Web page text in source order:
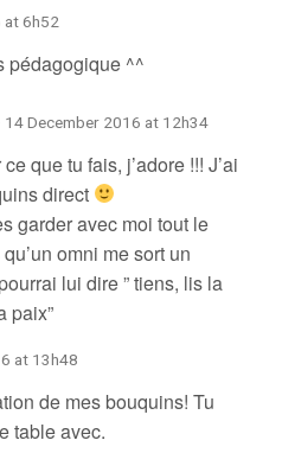
at 6h52
pédagogique ^^
14 December 2016 at 12h34
que tu fais, j’adore !!! J’ai
direct
garder avec moi tout le
omni me sort un
lui dire ” tiens, lis la
paix”
at 13h48
de mes bouquins! Tu
table avec.